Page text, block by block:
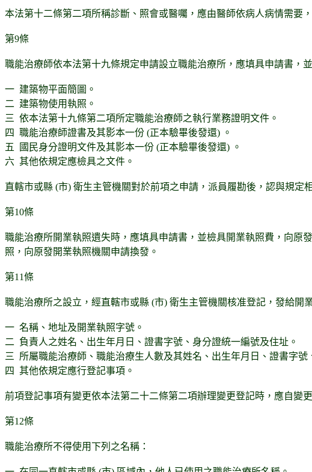
本法第十二條第二項所稱診斷、照會或醫囑，應由醫師依病人病情需要
第9條
職能治療師依本法第十九條規定申請設立職能治療所，應填具申請書，
一 建築物平面簡圖。
二 建築物使用執照。
三 依本法第十九條第二項所定職能治療師之執行業務證明文件。
四 職能治療師證書及其影本一份 (正本驗畢後發還) 。
五 國民身分證明文件及其影本一份 (正本驗畢後發還) 。
六 其他依規定應檢具之文件。
直轄市或縣 (市) 衛生主管機關對於前項之申請，派員履勘後，認與規定
第10條
職能治療所開業執照遺失時，應填具申請書，並檢具開業執照費，向原
照，向原發開業執照機關申請換發。
第11條
職能治療所之設立，經直轄市或縣 (市) 衛生主管機關核准登記，發給開
一 名稱、地址及開業執照字號。
二 負責人之姓名、出生年月日、證書字號、身分證統一編號及住址。
三 所屬職能治療師、職能治療生人數及其姓名、出生年月日、證書字號
四 其他依規定應行登記事項。
前項登記事項有變更依本法第二十二條第二項辦理變更登記時，應自變
第12條
職能治療所不得使用下列之名稱：